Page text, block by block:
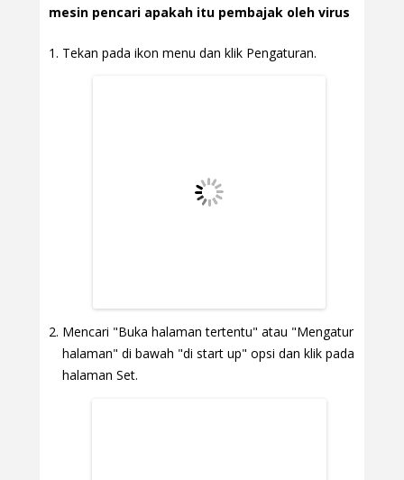
mesin pencari apakah itu pembajak oleh virus
Tekan pada ikon menu dan klik Pengaturan.
Mencari "Buka halaman tertentu" atau "Mengatur
halaman" di bawah "di start up" opsi dan klik pada
halaman Set.